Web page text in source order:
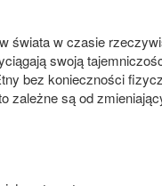
świata w czasie
swoją
bez konieczności
zależne są od